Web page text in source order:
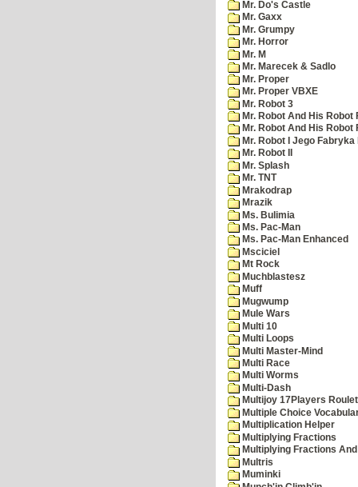
Mr. Do's Castle
Mr. Gaxx
Mr. Grumpy
Mr. Horror
Mr. M
Mr. Marecek & Sadlo
Mr. Proper
Mr. Proper VBXE
Mr. Robot 3
Mr. Robot And His Robot
Mr. Robot And His
Mr. Robot I Jego Fabryka
Mr. Robot II
Mr. Splash
Mr. TNT
Mrakodrap
Mrazik
Ms. Bulimia
Ms. Pac-Man
Ms. Pac-Man Enhanced
Msciciel
Mt Rock
Muchblastesz
Muff
Mugwump
Mule Wars
Multi 10
Multi Loops
Multi Master-Mind
Multi Race
Multi Worms
Multi-Dash
Multijoy 17Players
Multiple Choice
Multiplication Helper
Multiplying Fractions
Multiplying Fractions
Multris
Muminki